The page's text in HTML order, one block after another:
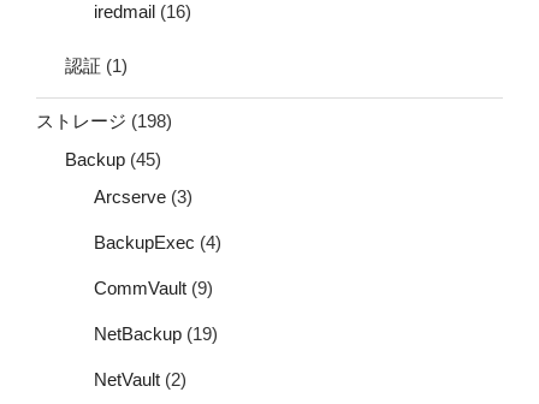
iredmail (16)
認証 (1)
ストレージ (198)
Backup (45)
Arcserve (3)
BackupExec (4)
CommVault (9)
NetBackup (19)
NetVault (2)